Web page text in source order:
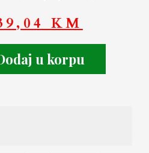
KM
u korpu